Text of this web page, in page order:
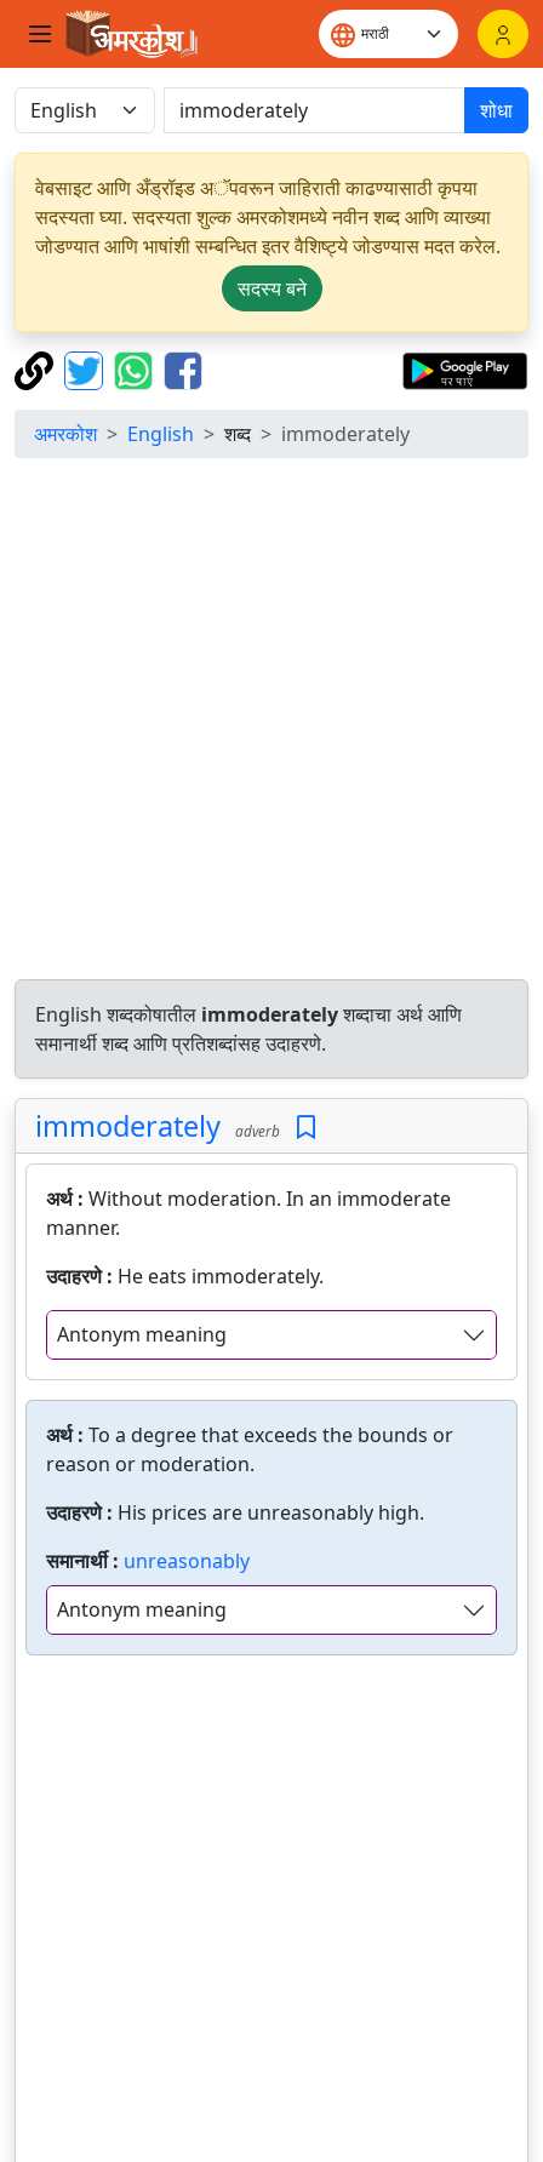
शोधा
वेबसाइट आणि अँड्रॉइड अॅपवरून जाहिराती काढण्यासाठी कृपया
सदस्यता घ्या. सदस्यता शुल्क अमरकोशमध्ये नवीन शब्द आणि व्याख्या
जोडण्यात आणि भाषांशी सम्बन्धित इतर वैशिष्ट्ये जोडण्यास मदत करेल.
सदस्य बने
अमरकोश English शब्द immoderately
English शब्दकोषातील immoderatelyशब्दाचा अर्थ आणि
समानार्थी शब्द आणि प्रतिशब्दांसह उदाहरणे.
immoderately adverb
अर्थ : Without moderation. In an immoderate
manner.
उदाहरणे : He eats immoderately.
Antonym meaning
अर्थ : To a degree that exceeds the bounds or
reason or moderation.
उदाहरणे : His prices are unreasonably high.
समानार्थी : unreasonably
Antonym meaning